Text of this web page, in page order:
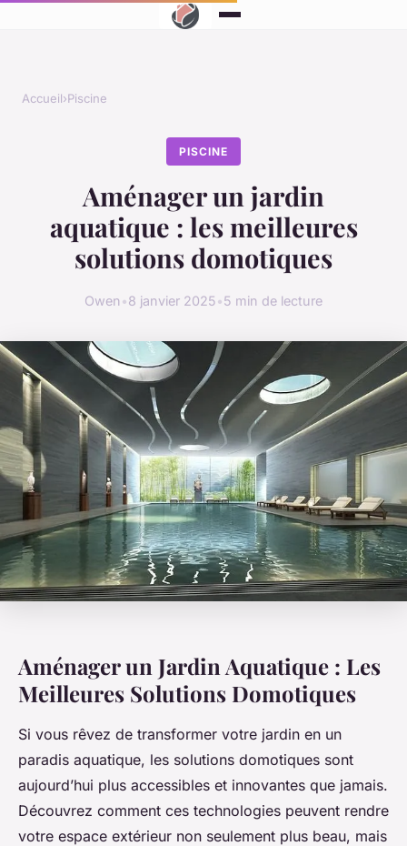
Accueil›Piscine
PISCINE
Aménager un jardin
aquatique : les meilleures
solutions domotiques
Owen•8 janvier 2025•5 min de lecture
Aménager un Jardin Aquatique : Les
Meilleures Solutions Domotiques
Si vous rêvez de transformer votre jardin en un
paradis aquatique, les solutions domotiques sont
aujourd’hui plus accessibles et innovantes que jamais.
Découvrez comment ces technologies peuvent rendre
votre espace extérieur non seulement plus beau, mais